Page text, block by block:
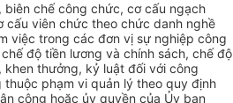
chế công chức, cơ cấu ngạch
cấu viên chức theo chức danh nghề
việc trong các đơn vị sự nghiệp công
độ tiền lương và chính sách, chế độ
khen thưởng, kỷ luật đối với công
thuộc phạm vi quản lý theo quy định
công hoặc ủy quyền của Ủy ban